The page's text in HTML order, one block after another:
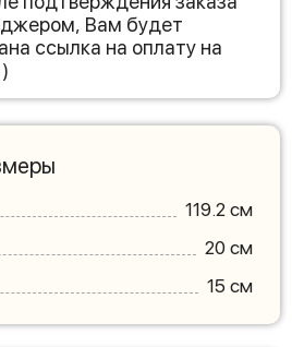
Вам будет
ссылка на оплату на
119.2 см
20 см
15 см